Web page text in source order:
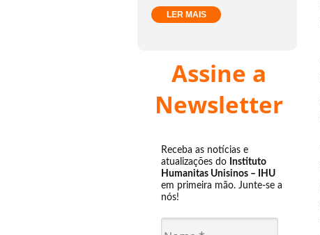
LER MAIS
Assine a
Newsletter
Receba as notícias e
atualizações do Instituto
Humanitas Unisinos – IHU
em primeira mão. Junte-se a
nós!